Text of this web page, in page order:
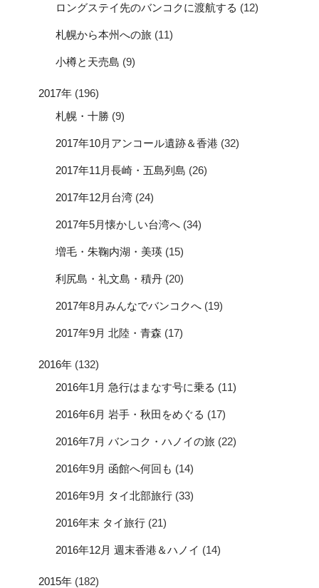
ロングステイ先のバンコクに渡航する (12)
札幌から本州への旅 (11)
小樽と天売島 (9)
2017年 (196)
札幌・十勝 (9)
2017年10月アンコール遺跡＆香港 (32)
2017年11月長崎・五島列島 (26)
2017年12月台湾 (24)
2017年5月懐かしい台湾へ (34)
増毛・朱鞠内湖・美瑛 (15)
利尻島・礼文島・積丹 (20)
2017年8月みんなでバンコクへ (19)
2017年9月 北陸・青森 (17)
2016年 (132)
2016年1月 急行はまなす号に乗る (11)
2016年6月 岩手・秋田をめぐる (17)
2016年7月 バンコク・ハノイの旅 (22)
2016年9月 函館へ何回も (14)
2016年9月 タイ北部旅行 (33)
2016年末 タイ旅行 (21)
2016年12月 週末香港＆ハノイ (14)
2015年 (182)